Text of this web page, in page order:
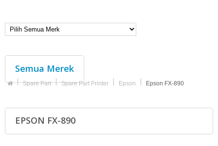
Semua Merek
Spare Part Spare Part Printer Epson Epson FX-890
EPSON FX-890